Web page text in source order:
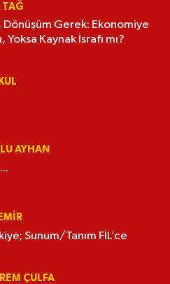
TAĞ
Dönüşüm Gerek: Ekonomiye
Yoksa Kaynak İsrafı mı?
AYHAN
Sunum/Tanım FİL’ce
ÇULFA